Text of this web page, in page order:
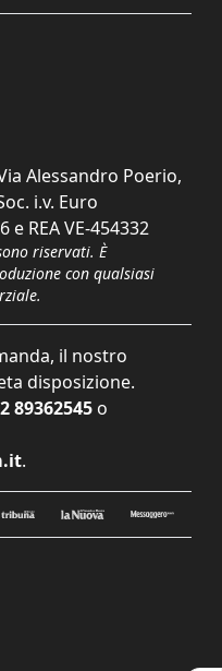
Alessandro Poerio,
i.v. Euro
e REA VE-454332
riservati. È
con qualsiasi
il nostro
disposizione.
89362545 o
.